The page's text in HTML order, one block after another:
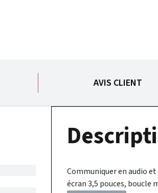
AVIS CLIENT
Communiquer en audio
écran 3,5 pouces, boucle